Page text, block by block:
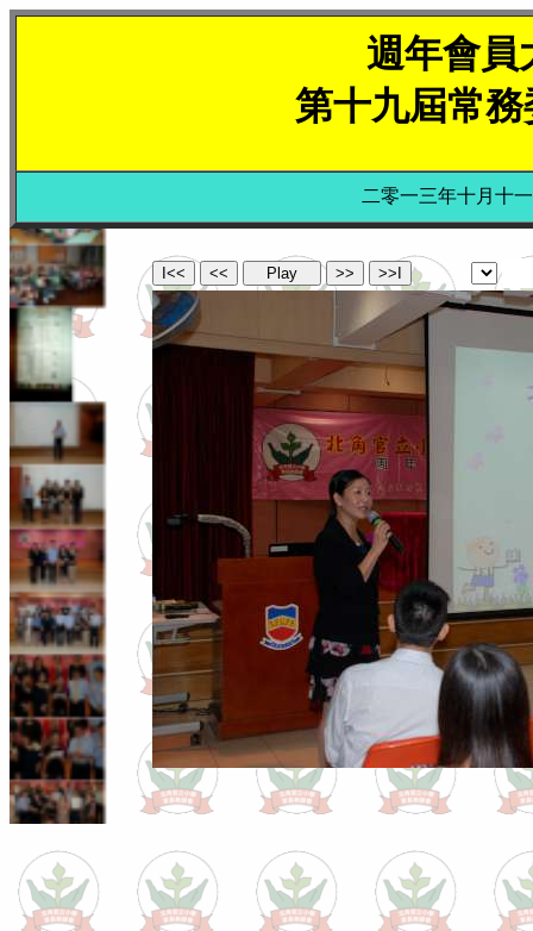
週年會員
第十九屆常
二零一三年十月十